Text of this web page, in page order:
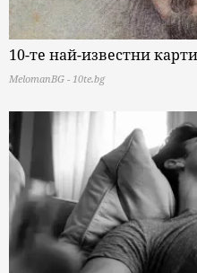
10-те най-известни
MelomanBG - 10te.bg